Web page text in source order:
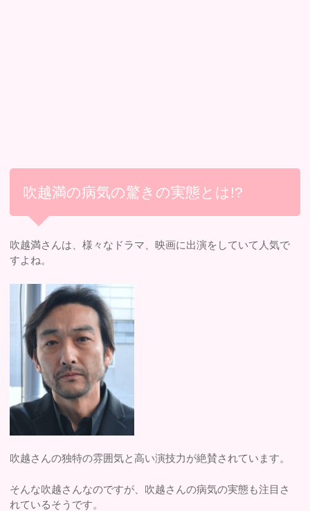
吹越満の病気の驚きの実態とは!?
吹越満さんは、様々なドラマ、映画に出演をしていて人気で
すよね。
吹越さんの独特の雰囲気と高い演技力が絶賛されています。
そんな吹越さんなのですが、吹越さんの病気の実態も注目さ
れているそうです。